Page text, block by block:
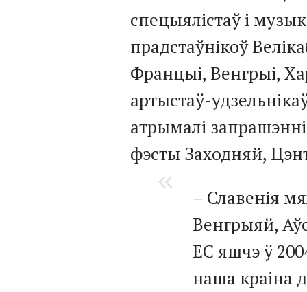
спецыялістаў і
прадстаўнікоў
Францыі, Венгрыі,
артыстаў-
атрымалі
фэсты Заходняй,
– Славенія
Венгрыяй,
ЕС яшчэ ў
наша краіна